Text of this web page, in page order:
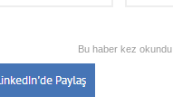
Bu haber kez okundu